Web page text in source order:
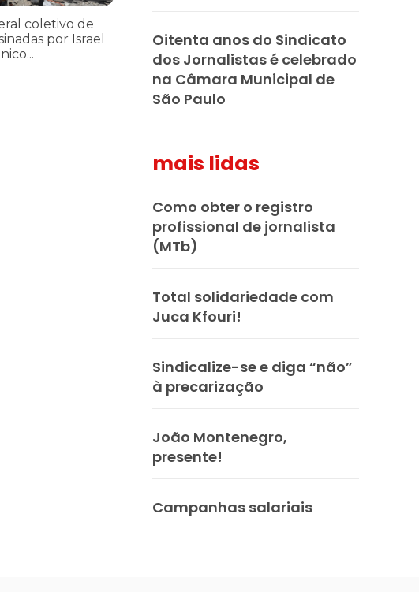
coletivo de
por Israel
Oitenta anos do Sindicato
dos Jornalistas é celebrado
na Câmara Municipal de
São Paulo
mais lidas
Como obter o registro
profissional de jornalista
(MTb)
Total solidariedade com
Juca Kfouri!
Sindicalize-se e diga “não”
à precarização
João Montenegro,
presente!
Campanhas salariais